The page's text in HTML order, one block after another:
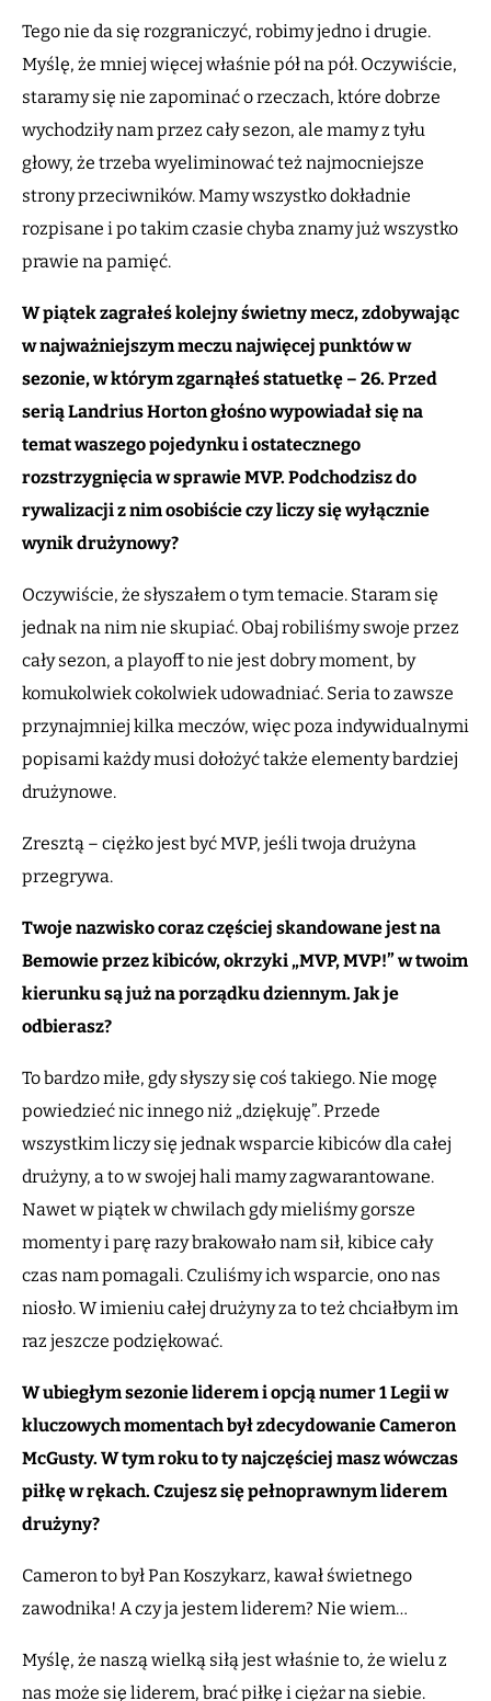
Tego nie da się rozgraniczyć, robimy jedno i drugie.
Myślę, że mniej więcej właśnie pół na pół. Oczywiście,
staramy się nie zapominać o rzeczach, które dobrze
wychodziły nam przez cały sezon, ale mamy z tyłu
głowy, że trzeba wyeliminować też najmocniejsze
strony przeciwników. Mamy wszystko dokładnie
rozpisane i po takim czasie chyba znamy już wszystko
prawie na pamięć.
W piątek zagrałeś kolejny świetny mecz, zdobywając
w najważniejszym meczu najwięcej punktów w
sezonie, w którym zgarnąłeś statuetkę – 26. Przed
serią Landrius Horton głośno wypowiadał się na
temat waszego pojedynku i ostatecznego
rozstrzygnięcia w sprawie MVP. Podchodzisz do
rywalizacji z nim osobiście czy liczy się wyłącznie
wynik drużynowy?
Oczywiście, że słyszałem o tym temacie. Staram się
jednak na nim nie skupiać. Obaj robiliśmy swoje przez
cały sezon, a playoff to nie jest dobry moment, by
komukolwiek cokolwiek udowadniać. Seria to zawsze
przynajmniej kilka meczów, więc poza indywidualnymi
popisami każdy musi dołożyć także elementy bardziej
drużynowe.
Zresztą – ciężko jest być MVP, jeśli twoja drużyna
przegrywa.
Twoje nazwisko coraz częściej skandowane jest na
Bemowie przez kibiców, okrzyki „MVP, MVP!” w twoim
kierunku są już na porządku dziennym. Jak je
odbierasz?
To bardzo miłe, gdy słyszy się coś takiego. Nie mogę
powiedzieć nic innego niż „dziękuję”. Przede
wszystkim liczy się jednak wsparcie kibiców dla całej
drużyny, a to w swojej hali mamy zagwarantowane.
Nawet w piątek w chwilach gdy mieliśmy gorsze
momenty i parę razy brakowało nam sił, kibice cały
czas nam pomagali. Czuliśmy ich wsparcie, ono nas
niosło. W imieniu całej drużyny za to też chciałbym im
raz jeszcze podziękować.
W ubiegłym sezonie liderem i opcją numer 1 Legii w
kluczowych momentach był zdecydowanie Cameron
McGusty. W tym roku to ty najczęściej masz wówczas
piłkę w rękach. Czujesz się pełnoprawnym liderem
drużyny?
Cameron to był Pan Koszykarz, kawał świetnego
zawodnika! A czy ja jestem liderem? Nie wiem…
Myślę, że naszą wielką siłą jest właśnie to, że wielu z
nas może się liderem, brać piłkę i ciężar na siebie.